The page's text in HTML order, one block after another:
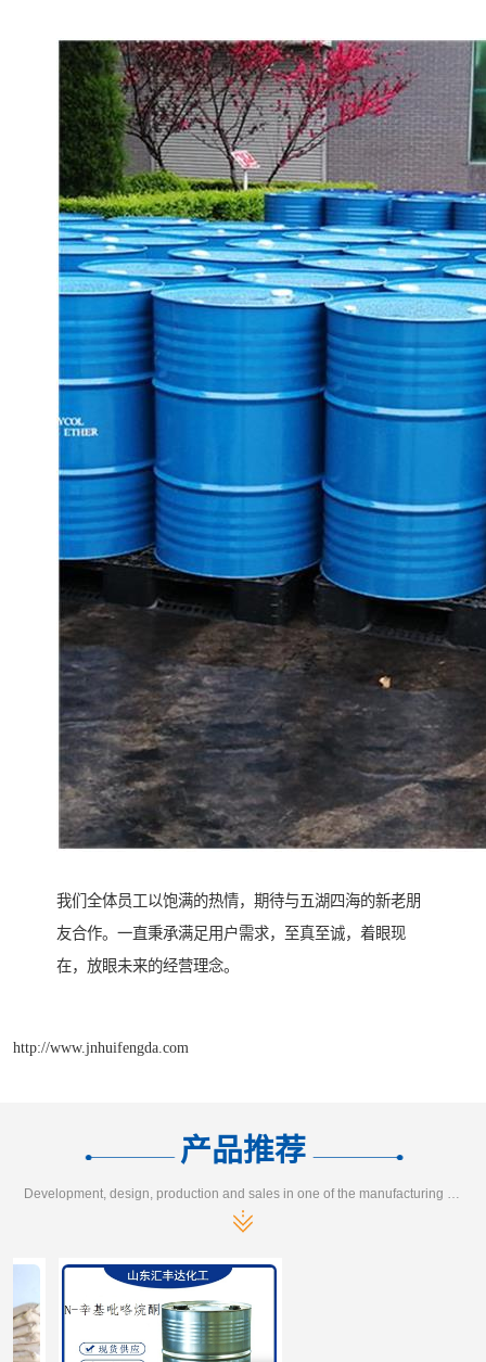
我们全体员工以饱满的热情，期待与五湖四海的新老朋
友合作。一直秉承满足用户需求，至真至诚，着眼现
在，放眼未来的经营理念。
http://www.jnhuifengda.com
产品推荐